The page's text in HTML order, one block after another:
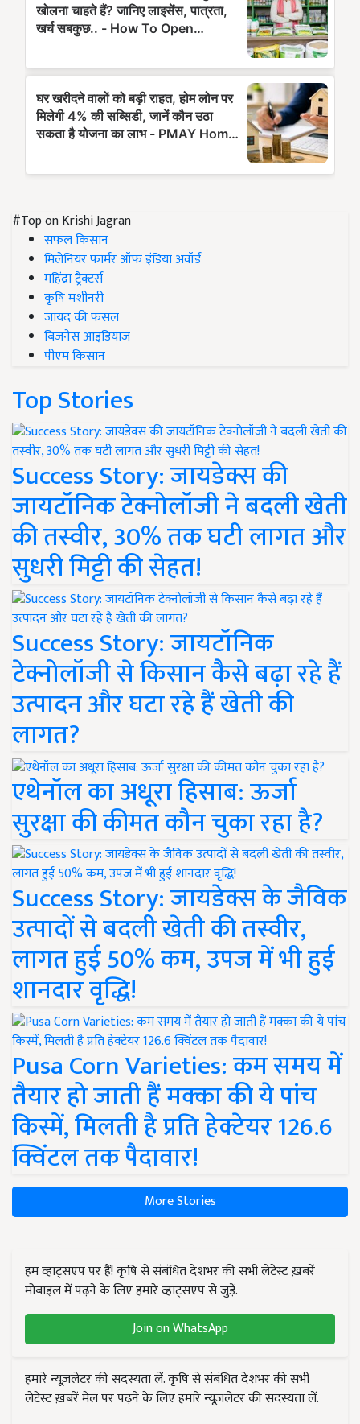
#Top on Krishi Jagran
सफल किसान
मिलेनियर फार्मर ऑफ इंडिया अवॉर्ड
महिंद्रा ट्रैक्टर्स
कृषि मशीनरी
जायद की फसल
बिज़नेस आइडियाज
पीएम किसान
Top Stories
Success Story: जायडेक्स की
जायटॉनिक टेक्नोलॉजी ने बदली खेती
की तस्वीर, 30% तक घटी लागत और
सुधरी मिट्टी की सेहत!
Success Story: जायटॉनिक
टेक्नोलॉजी से किसान कैसे बढ़ा रहे हैं
उत्पादन और घटा रहे हैं खेती की
लागत?
एथेनॉल का अधूरा हिसाब: ऊर्जा
सुरक्षा की कीमत कौन चुका रहा है?
Success Story: जायडेक्स के जैविक
उत्पादों से बदली खेती की तस्वीर,
लागत हुई 50% कम, उपज में भी हुई
शानदार वृद्धि!
Pusa Corn Varieties: कम समय में
तैयार हो जाती हैं मक्का की ये पांच
किस्में, मिलती है प्रति हेक्टेयर 126.6
क्विंटल तक पैदावार!
More Stories
हम व्हाट्सएप पर हैं! कृषि से संबंधित देशभर की सभी लेटेस्ट ख़बरें
मोबाइल में पढ़ने के लिए हमारे व्हाट्सएप से जुड़ें.
Join on WhatsApp
हमारे न्यूज़लेटर की सदस्यता लें. कृषि से संबंधित देशभर की सभी
लेटेस्ट ख़बरें मेल पर पढ़ने के लिए हमारे न्यूज़लेटर की सदस्यता लें.